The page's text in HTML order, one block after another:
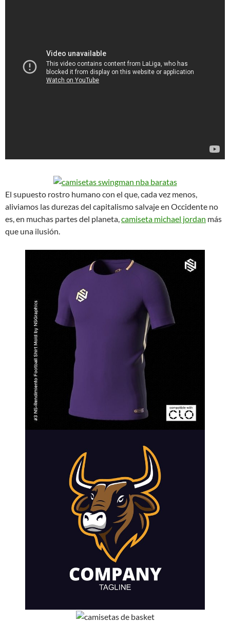
El supuesto rostro humano con el que, cada vez menos,
aliviamos las durezas del capitalismo salvaje en Occidente no
es, en muchas partes del planeta,camiseta michael jordan más
que una ilusión.